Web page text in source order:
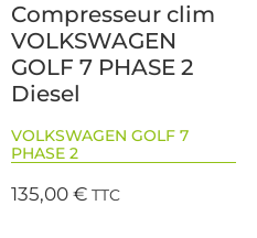
Compresseur clim
VOLKSWAGEN
GOLF 7 PHASE 2
Diesel
VOLKSWAGEN GOLF 7
PHASE 2
135,00€ TTC